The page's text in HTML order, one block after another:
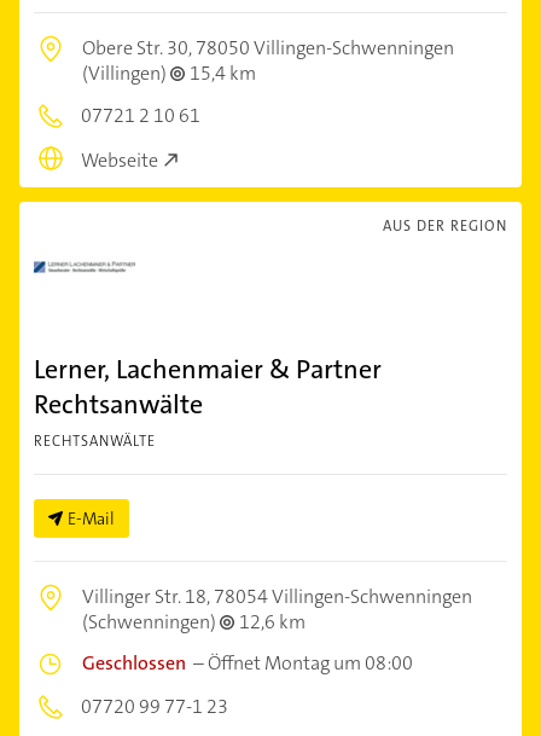
Obere Str. 30,78050 Villingen-Schwenningen
(Villingen)
15,4 km
07721 2 10 61
Webseite
AUS DER REGION
Lerner, Lachenmaier & Partner
Rechtsanwälte
RECHTSANWÄLTE
E-Mail
Villinger Str. 18,78054 Villingen-Schwenningen
(Schwenningen)
12,6 km
Geschlossen –Öffnet Montag um 08:00
07720 99 77-1 23